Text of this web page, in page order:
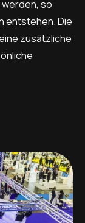
so
entstehen. Die
zusätzliche